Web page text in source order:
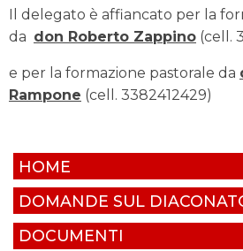
Il delegato è affiancato per la
da don Roberto Zappino (cell.
e per la formazione pastorale da
Rampone (cell. 3382412429)
HOME
DOMANDE SUL
DOCUMENTI